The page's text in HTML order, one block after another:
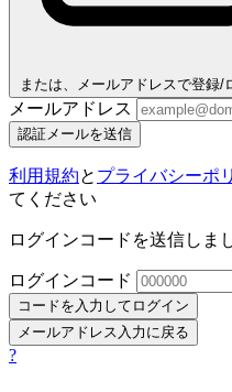
または、メールアドレスで登録/
メールアドレス
認証メールを送信
利用規約と プライバシーポ
てください
ログインコードを送信しま
ログインコード
コードを入力してログイン
メールアドレス入力に戻る
?